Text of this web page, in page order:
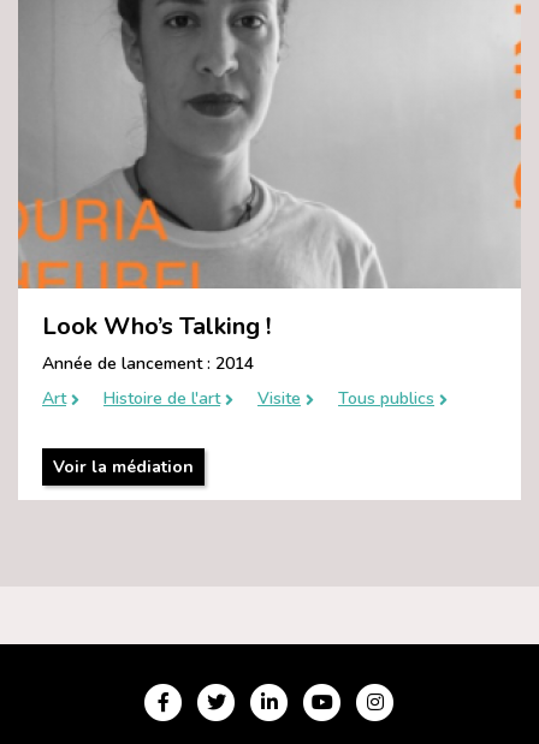
Look Who’s Talking !
Année de lancement : 2014
Art
Histoire de l'art Visite Tous publics
Voir la médiation